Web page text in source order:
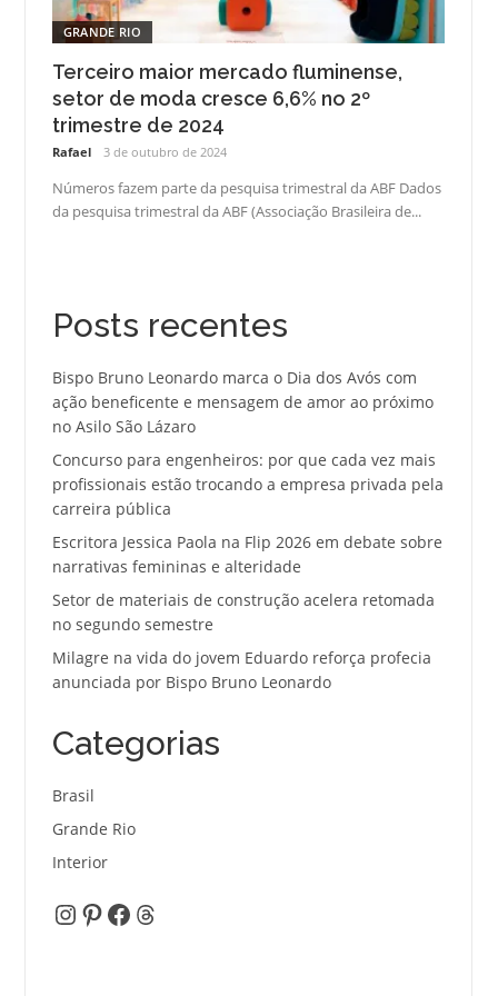
GRANDE RIO
Terceiro maior mercado fluminense,
setor de moda cresce 6,6% no 2º
trimestre de 2024
Rafael 3 de outubro de 2024
Números fazem parte da pesquisa trimestral da ABF Dados
da pesquisa trimestral da ABF (Associação Brasileira de...
Posts recentes
Bispo Bruno Leonardo marca o Dia dos Avós com
ação beneficente e mensagem de amor ao próximo
no Asilo São Lázaro
Concurso para engenheiros: por que cada vez mais
profissionais estão trocando a empresa privada pela
carreira pública
Escritora Jessica Paola na Flip 2026 em debate sobre
narrativas femininas e alteridade
Setor de materiais de construção acelera retomada
no segundo semestre
Milagre na vida do jovem Eduardo reforça profecia
anunciada por Bispo Bruno Leonardo
Categorias
Brasil
Grande Rio
Interior
Instagram
Pinterest
Facebook
Threads